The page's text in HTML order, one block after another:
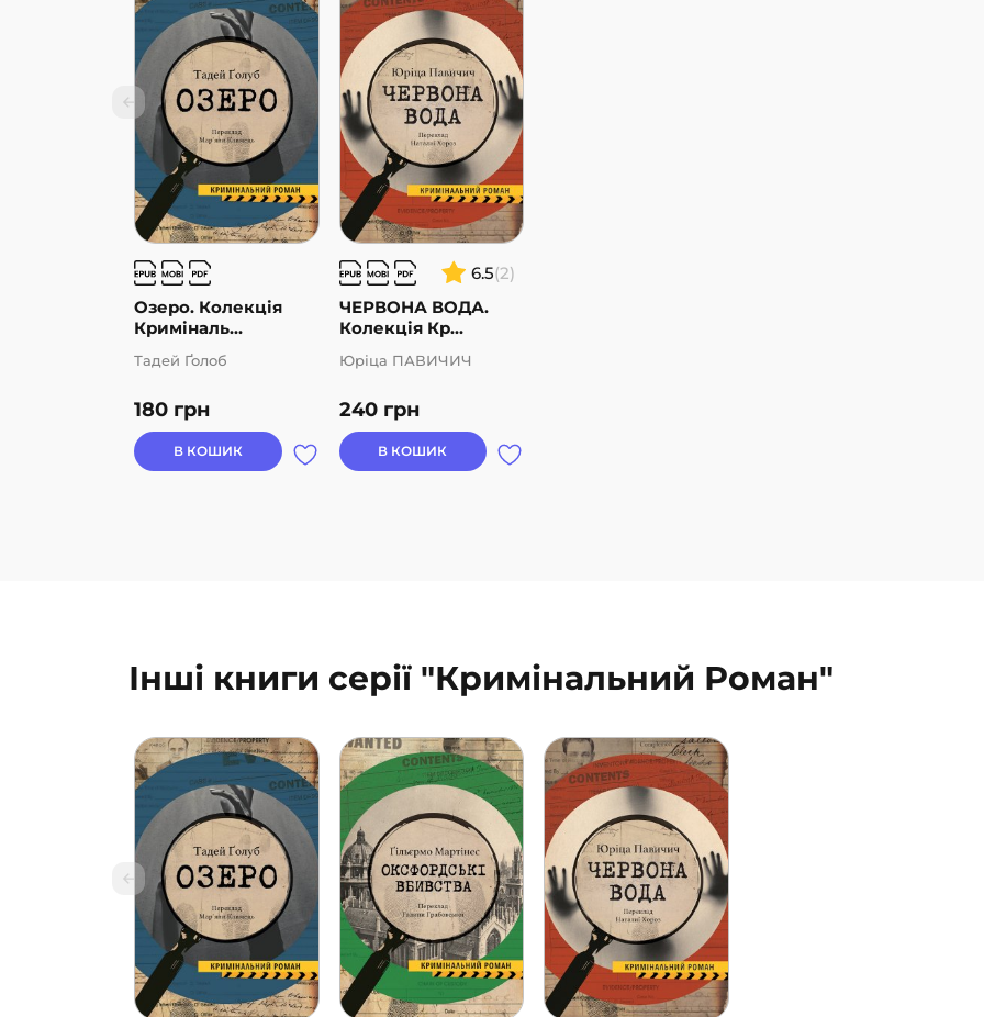
закону, завжди бере гору.
Озеро. Колекція
Криміналь...
180 грн
Тадей Ґолоб
В КОШИК
6.5(2)
ЧЕРВОНА ВОДА.
Колекція Кр...
240 грн
Юріца ПАВИЧИЧ
В КОШИК
Інші книги серії "Кримінальний Роман"